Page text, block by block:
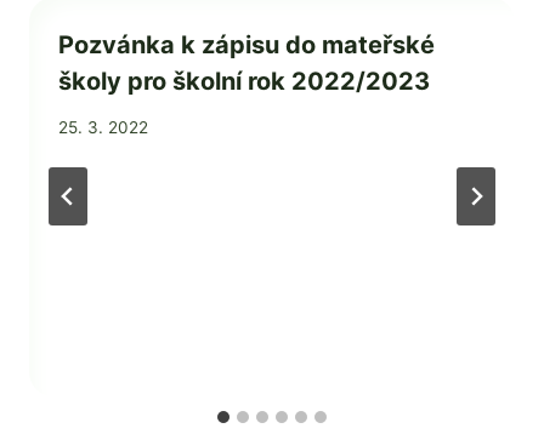
Pozvánka k zápisu do mateřské
školy pro školní rok 2022/2023
Od
Žatková
25. 3. 2022